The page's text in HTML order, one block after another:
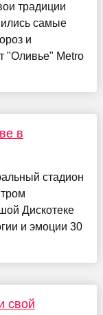
традиции
самые
и
"Оливье" Metro
в
стадион
Дискотеке
и эмоции 30
свой